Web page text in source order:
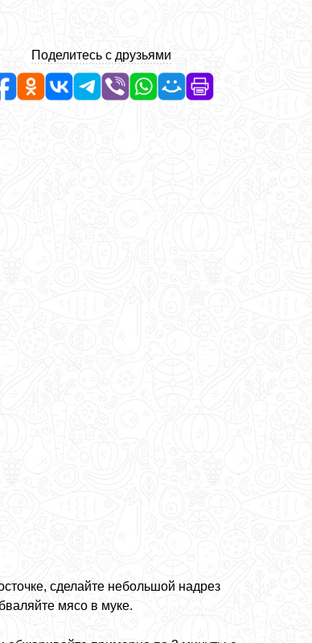
Поделитесь с друзьями
сделайте небольшой надрез
мясо в муке.